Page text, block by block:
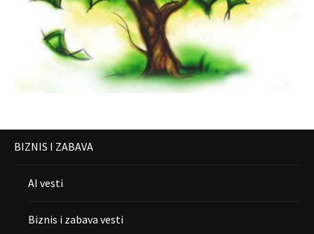
BIZNIS I ZABAVA
AI vesti
Biznis i zabava vesti